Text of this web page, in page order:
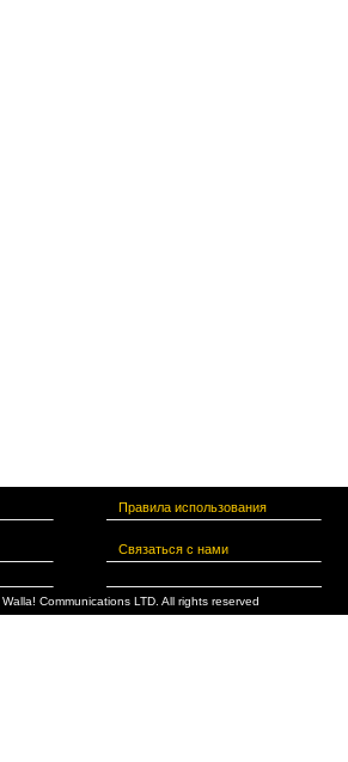
Правила использования
Связаться с нами
Communications LTD. All rights reserved